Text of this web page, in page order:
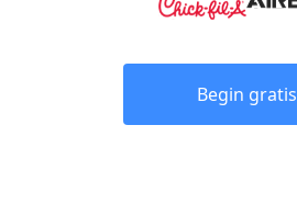
Begin gratis